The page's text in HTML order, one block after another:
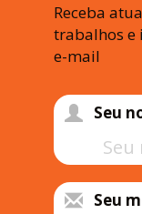
Receba
trabalhos e
e-mail
Seu
Seu